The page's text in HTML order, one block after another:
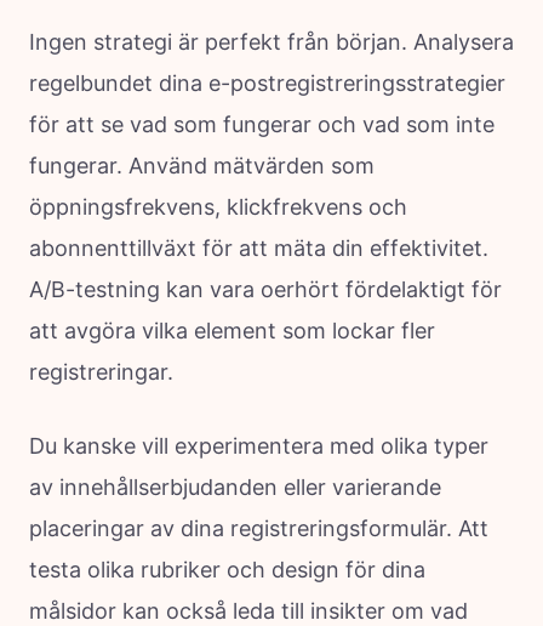
Ingen strategi är perfekt från början. Analysera
regelbundet dina e-postregistreringsstrategier
för att se vad som fungerar och vad som inte
fungerar. Använd mätvärden som
öppningsfrekvens, klickfrekvens och
abonnenttillväxt för att mäta din effektivitet.
A/B-testning kan vara oerhört fördelaktigt för
att avgöra vilka element som lockar fler
registreringar.
Du kanske vill experimentera med olika typer
av innehållserbjudanden eller varierande
placeringar av dina registreringsformulär. Att
testa olika rubriker och design för dina
målsidor kan också leda till insikter om vad